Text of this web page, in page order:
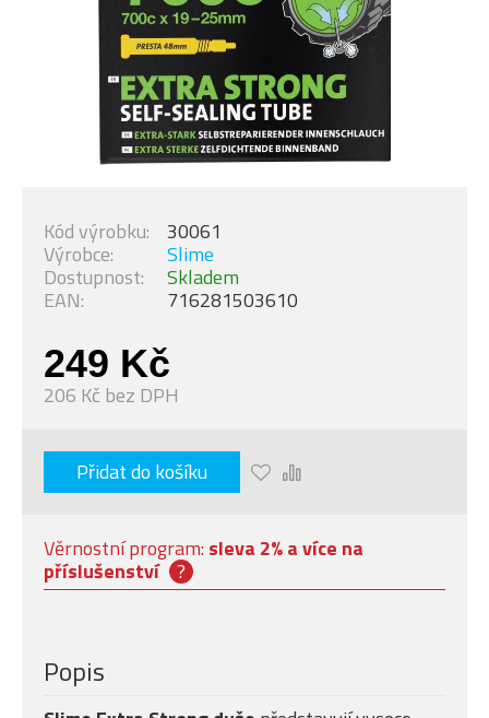
249 Kč
206 Kč bez DPH
Dostupnost: Skladem
Výrobce: Slime
Kód výrobku: 30061
EAN: 716281503610
Přidat do košíku
Věrnostní program: sleva 2% a více na
příslušenství ?
Popis